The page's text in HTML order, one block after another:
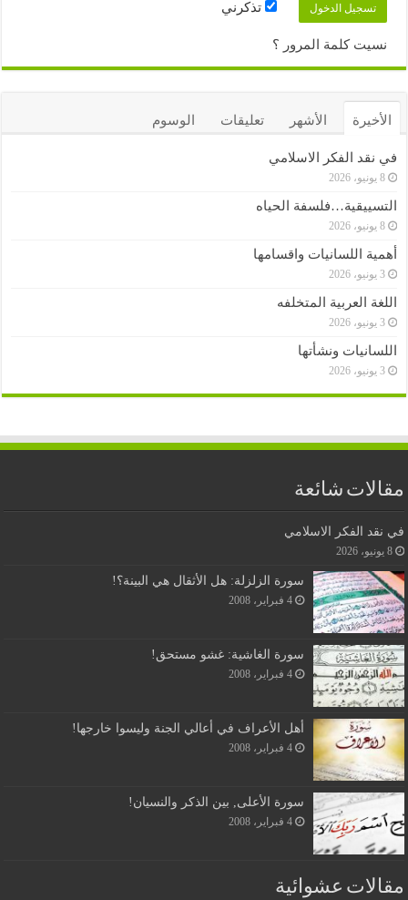
تذكرني
نسيت كلمة المرور ؟
الأخيرة الأشهر تعليقات الوسوم
في نقد الفكر الاسلامي
8 يونيو، 2026
التسييقية…فلسفة الحياه
8 يونيو، 2026
أهمية اللسانيات واقسامها
3 يونيو، 2026
اللغة العربية المتخلفه
3 يونيو، 2026
اللسانيات ونشأتها
3 يونيو، 2026
مقالات شائعة
في نقد الفكر الاسلامي
8 يونيو، 2026
سورة الزلزلة: هل الأثقال هي البينة؟!
4 فبراير، 2008
سورة الغاشية: غشو مستحق!
4 فبراير، 2008
أهل الأعراف في أعالي الجنة وليسوا خارجها!
4 فبراير، 2008
سورة الأعلى, بين الذكر والنسيان!
4 فبراير، 2008
مقالات عشوائية